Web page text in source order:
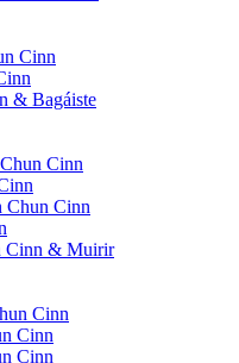
Cinn
& Bagáiste
Cinn
Chun Cinn
Cinn & Muirir
Cinn
Cinn
Cinn